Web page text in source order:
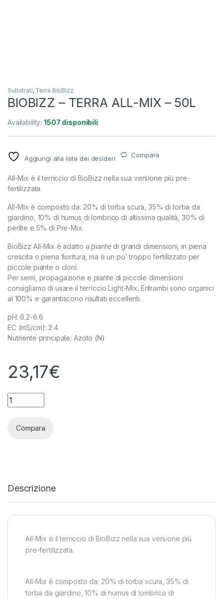
Substrati, Terra BioBizz
BIOBIZZ – TERRA ALL-MIX – 50L
Availability:1507 disponibili
Aggiungi alla lista dei desideri Compara
All-Mix è il terriccio di BioBizz nella sua versione più pre-
fertilizzata.
All-Mix è composto da: 20% di torba scura, 35% di torba da
giardino, 10% di humus di lombrico di altissima qualità, 30% di
perlite e 5% di Pre-Mix.
BioBizz All-Mix è adatto a piante di grandi dimensioni, in piena
crescita o piena fioritura, ma è un po’ troppo fertilizzato per
piccole piante o cloni.
Per semi, propagazione e piante di piccole dimensioni
consigliamo di usare il terriccio Light-Mix. Entrambi sono organici
al 100% e garantiscono risultati eccellenti.
pH: 6.2-6.6
EC (mS/cm): 2.4
Nutriente principale: Azoto (N)
23,17€
BIOBIZZ - TERRA ALL-MIX - 50L quantity
Compara
Descrizione
All-Mix è il terriccio di BioBizz nella sua versione più
pre-fertilizzata.
All-Mix è composto da: 20% di torba scura, 35% di
torba da giardino, 10% di humus di lombrico di